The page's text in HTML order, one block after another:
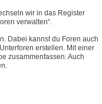
wir in das Register
verwalten“.
Dabei kannst du Foren auch
erstellen. Mit einer
zusammenfassen. Auch